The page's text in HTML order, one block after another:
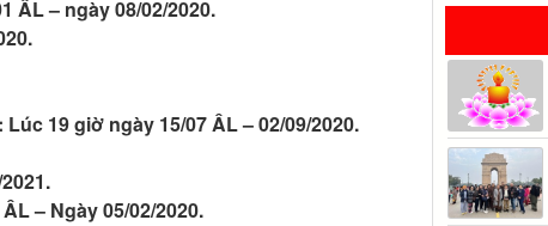
ÂL – ngày 08/02/2020.
19 giờ ngày 15/07 ÂL – 02/09/2020.
– Ngày 05/02/2020.